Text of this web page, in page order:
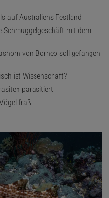
auf Australiens Festland
Schmuggelgeschäft mit dem
von Borneo soll gefangen
ist Wissenschaft?
parasitiert
fraß